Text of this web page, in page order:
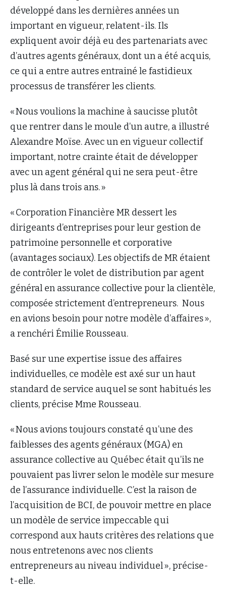
développé dans les dernières années un
important en vigueur, relatent-ils. Ils
expliquent avoir déjà eu des partenariats avec
d’autres agents généraux, dont un a été acquis,
ce qui a entre autres entrainé le fastidieux
processus de transférer les clients.
« Nous voulions la machine à saucisse plutôt
que rentrer dans le moule d’un autre, a illustré
Alexandre Moïse. Avec un en vigueur collectif
important, notre crainte était de développer
avec un agent général qui ne sera peut-être
plus là dans trois ans. »
« Corporation Financière MR dessert les
dirigeants d’entreprises pour leur gestion de
patrimoine personnelle et corporative
(avantages sociaux). Les objectifs de MR étaient
de contrôler le volet de distribution par agent
général en assurance collective pour la clientèle,
composée strictement d’entrepreneurs. Nous
en avions besoin pour notre modèle d’affaires »,
a renchéri Émilie Rousseau.
Basé sur une expertise issue des affaires
individuelles, ce modèle est axé sur un haut
standard de service auquel se sont habitués les
clients, précise Mme Rousseau.
« Nous avions toujours constaté qu’une des
faiblesses des agents généraux (MGA) en
assurance collective au Québec était qu’ils ne
pouvaient pas livrer selon le modèle sur mesure
de l’assurance individuelle. C’est la raison de
l’acquisition de BCI, de pouvoir mettre en place
un modèle de service impeccable qui
correspond aux hauts critères des relations que
nous entretenons avec nos clients
entrepreneurs au niveau individuel », précise-
t-elle.